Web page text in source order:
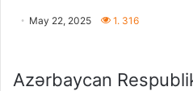
May 22, 2025 1. 316
Azərbaycan